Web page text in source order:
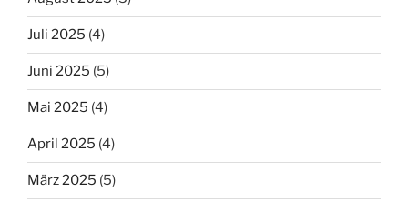
Juli 2025 (4)
Juni 2025 (5)
Mai 2025 (4)
April 2025 (4)
März 2025 (5)